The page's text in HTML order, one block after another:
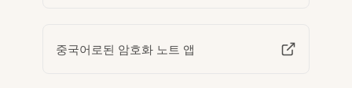
중국어로된 암호화 노트 앱